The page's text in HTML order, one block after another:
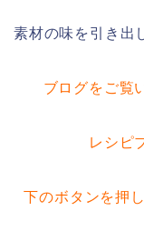
素材の味を引き出
ブログをご覧
レシピ
下のボタンを押